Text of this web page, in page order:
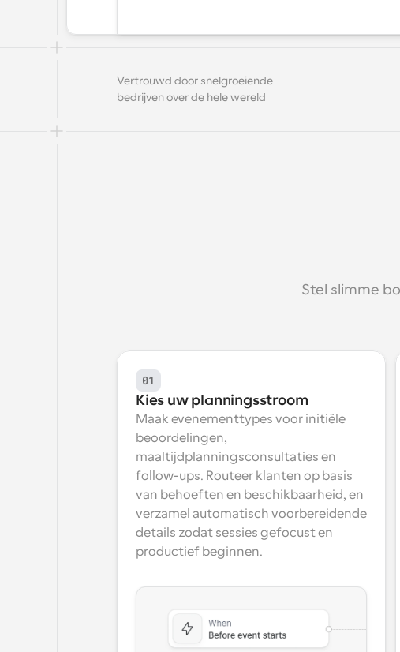
Vertrouwd door snelgroeiende
bedrijven over de hele wereld
Stel slimme
01
Kies uw planningsstroom
Maak evenementtypes voor initiële
beoordelingen,
maaltijdplanningsconsultaties en
follow-ups. Routeer klanten op basis
van behoeften en beschikbaarheid, en
verzamel automatisch voorbereidende
details zodat sessies gefocust en
productief beginnen.